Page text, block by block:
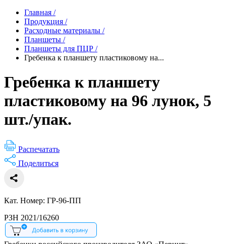
Главная /
Продукция /
Расходные материалы /
Планшеты /
Планшеты для ПЦР /
Гребенка к планшету пластиковому на...
Гребенка к планшету
пластиковому на 96 лунок, 5
шт./упак.
Распечатать
Поделиться
Кат. Номер: ГР-96-ПП
РЗН 2021/16260